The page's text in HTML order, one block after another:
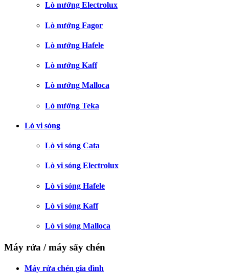
Lò nướng Electrolux
Lò nướng Fagor
Lò nướng Hafele
Lò nướng Kaff
Lò nướng Malloca
Lò nướng Teka
Lò vi sóng
Lò vi sóng Cata
Lò vi sóng Electrolux
Lò vi sóng Hafele
Lò vi sóng Kaff
Lò vi sóng Malloca
Máy rửa / máy sấy chén
Máy rửa chén gia đình